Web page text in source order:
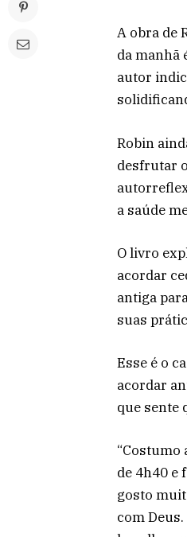
A obra de
da manhã
autor
Robin
desfrutar
a saúde
O livro
acordar
antiga
suas
Esse é o
acordar
que sente
“Costumo
de 4h40 e
gosto
com